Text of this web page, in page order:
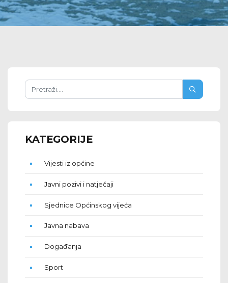
KATEGORIJE
Vijesti iz općine
Javni pozivi i natječaji
Sjednice Općinskog vijeća
Javna nabava
Događanja
Sport